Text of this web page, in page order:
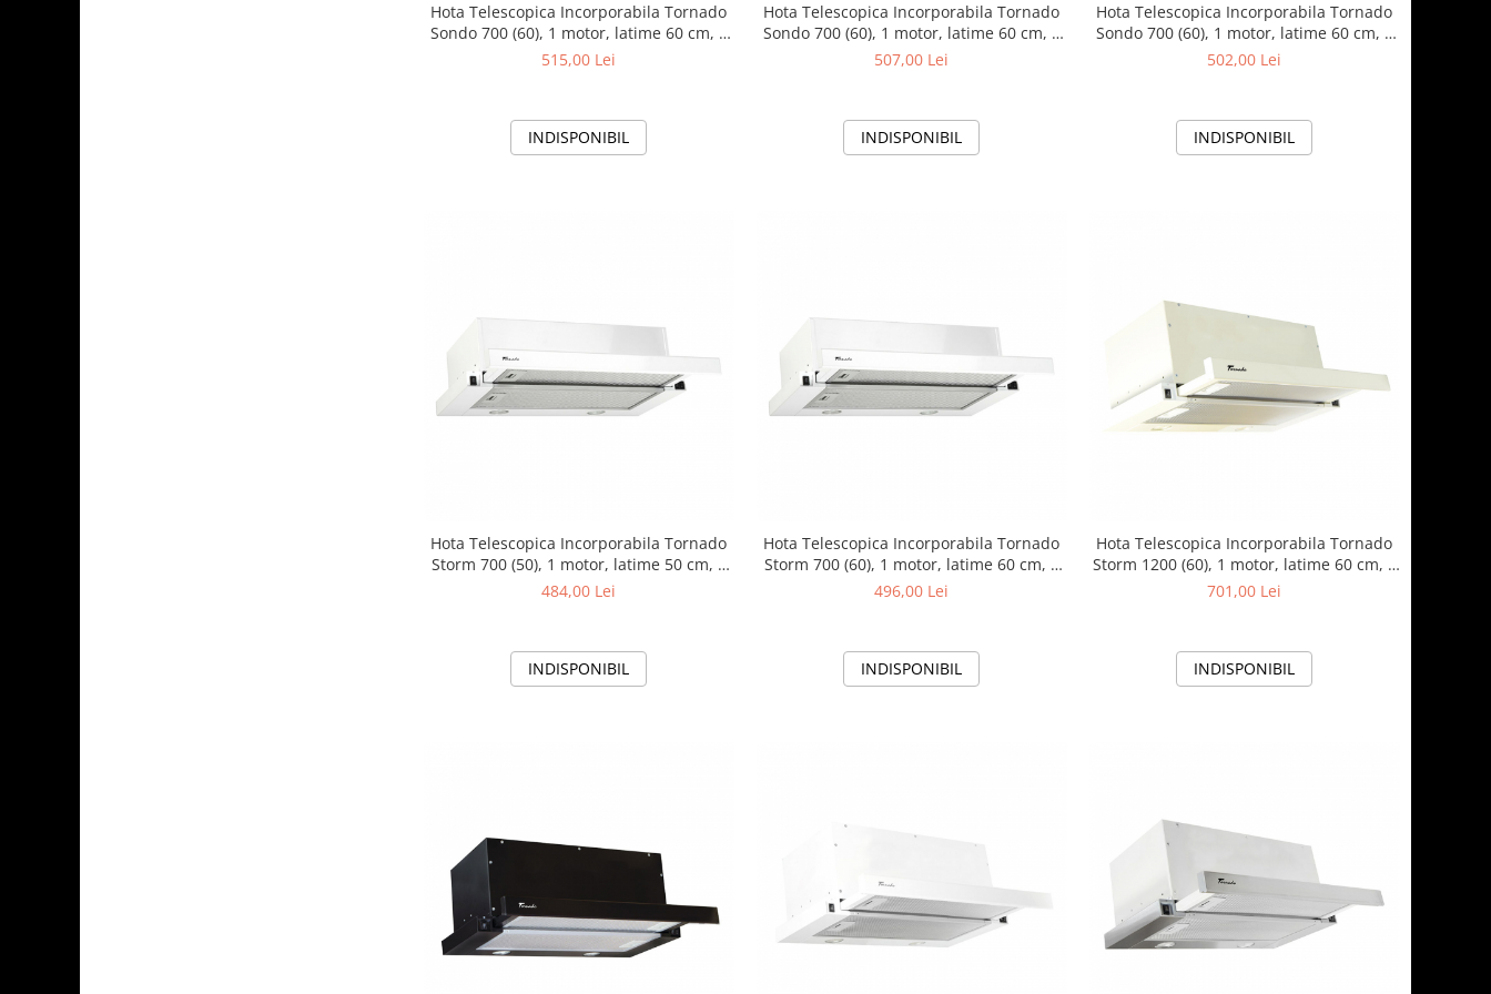
Hota Telescopica Incorporabila Tornado
Sondo 700 (60), 1 motor, latime 60 cm, 2
viteze, absorbtie 700 m3/ora, Negru
515,00 Lei
INDISPONIBIL
Hota Telescopica Incorporabila Tornado
Sondo 700 (60), 1 motor, latime 60 cm, 2
viteze, absorbtie 700 m3/ora, Alb
507,00 Lei
INDISPONIBIL
Hota Telescopica Incorporabila Tornado
Sondo 700 (60), 1 motor, latime 60 cm, 2
viteze, absorbtie 700 m3/ora, Inox
502,00 Lei
INDISPONIBIL
Hota Telescopica Incorporabila Tornado
Storm 700 (50), 1 motor, latime 50 cm, 3
viteze, absorbtie 700 m3/ora, Alb
484,00 Lei
INDISPONIBIL
Hota Telescopica Incorporabila Tornado
Storm 700 (60), 1 motor, latime 60 cm, 3
viteze, absorbtie 700 m3/ora, Alb
496,00 Lei
INDISPONIBIL
Hota Telescopica Incorporabila Tornado
Storm 1200 (60), 1 motor, latime 60 cm, 3
viteze, absorbtie 1200 m3/ora, Bej
701,00 Lei
INDISPONIBIL